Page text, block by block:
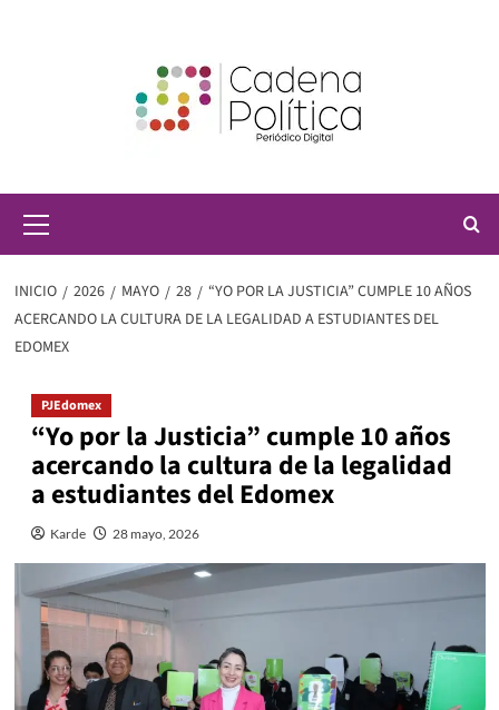
principal
INICIO 2026 MAYO 28
“YO POR LA JUSTICIA” CUMPLE 10 AÑOS
ACERCANDO LA CULTURA DE LA LEGALIDAD A ESTUDIANTES DEL
EDOMEX
PJEdomex
“Yo por la Justicia” cumple 10 años
acercando la cultura de la legalidad
a estudiantes del Edomex
Karde 28 mayo, 2026